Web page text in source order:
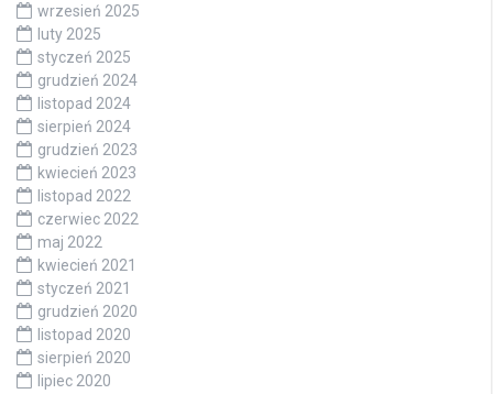
wrzesień 2025
luty 2025
styczeń 2025
grudzień 2024
listopad 2024
sierpień 2024
grudzień 2023
kwiecień 2023
listopad 2022
czerwiec 2022
maj 2022
kwiecień 2021
styczeń 2021
grudzień 2020
listopad 2020
sierpień 2020
lipiec 2020